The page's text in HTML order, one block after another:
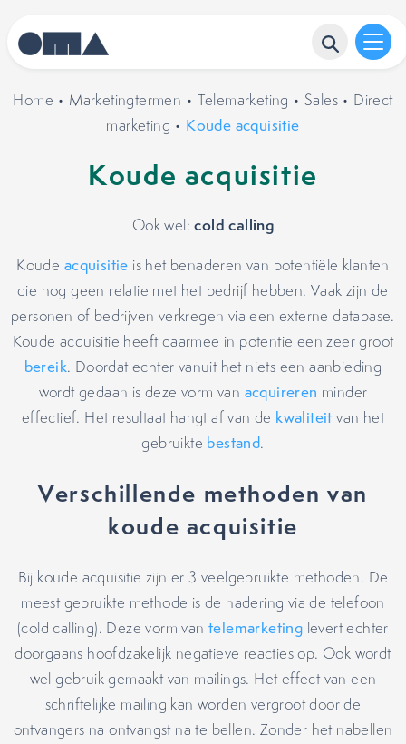
Home • Marketingtermen • Telemarketing • Sales• Direct
marketing • Koude acquisitie
Koude acquisitie
Ook wel:cold calling
Koude acquisitie is het benaderen van potentiële klanten
die nog geen relatie met het bedrijf hebben. Vaak zijn de
personen of bedrijven verkregen via een externe database.
Koude acquisitie heeft daarmee in potentie een zeer groot
bereik. Doordat echter vanuit het niets een aanbieding
wordt gedaan is deze vorm van acquireren minder
effectief. Het resultaat hangt af van de kwaliteit van het
gebruikte bestand.
Verschillende methoden van
koude acquisitie
Bij koude acquisitie zijn er 3 veelgebruikte methoden. De
meest gebruikte methode is de nadering via de telefoon
(cold calling). Deze vorm vantelemarketing levert echter
doorgaans hoofdzakelijk negatieve reacties op. Ook wordt
wel gebruik gemaakt van mailings. Het effect van een
schriftelijke mailing kan worden vergroot door de
ontvangers na ontvangst na te bellen. Zonder het nabellen